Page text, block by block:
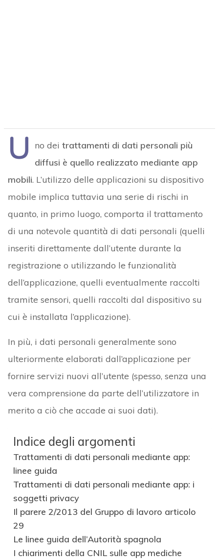
U no dei trattamenti di dati personali più
diffusi è quello realizzato mediante app
mobili. L’utilizzo delle applicazioni su dispositivo
mobile implica tuttavia una serie di rischi in
quanto, in primo luogo, comporta il trattamento
di una notevole quantità di dati personali (quelli
inseriti direttamente dall’utente durante la
registrazione o utilizzando le funzionalità
dell’applicazione, quelli eventualmente raccolti
tramite sensori, quelli raccolti dal dispositivo su
cui è installata l’applicazione).
In più, i dati personali generalmente sono
ulteriormente elaborati dall’applicazione per
fornire servizi nuovi all’utente (spesso, senza una
vera comprensione da parte dell’utilizzatore in
merito a ciò che accade ai suoi dati).
Indice degli argomenti
Trattamenti di dati personali mediante app:
linee guida
Trattamenti di dati personali mediante app: i
soggetti privacy
Il parere 2/2013 del Gruppo di lavoro articolo
29
Le linee guida dell’Autorità spagnola
I chiarimenti della CNIL sulle app mediche